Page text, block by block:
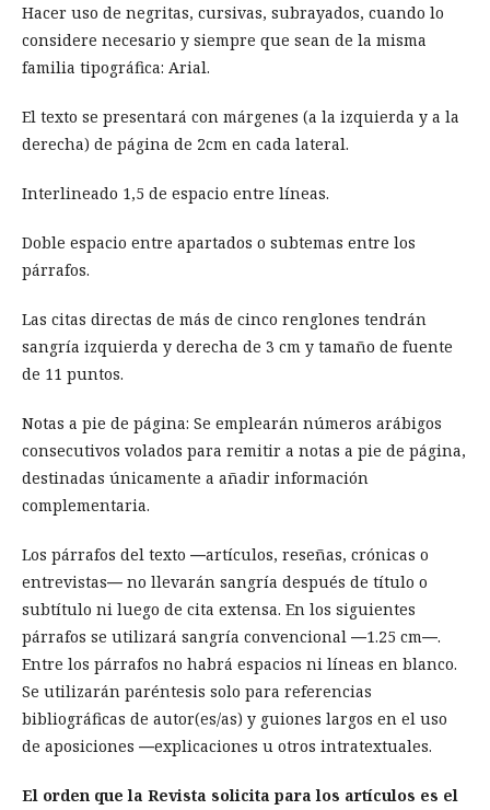
Hacer uso de negritas, cursivas, subrayados, cuando lo
considere necesario y siempre que sean de la misma
familia tipográfica: Arial.
El texto se presentará con márgenes (a la izquierda y a la
derecha) de página de 2cm en cada lateral.
Interlineado 1,5 de espacio entre líneas.
Doble espacio entre apartados o subtemas entre los
párrafos.
Las citas directas de más de cinco renglones tendrán
sangría izquierda y derecha de 3 cm y tamaño de fuente
de 11 puntos.
Notas a pie de página: Se emplearán números arábigos
consecutivos volados para remitir a notas a pie de página,
destinadas únicamente a añadir información
complementaria.
Los párrafos del texto ―artículos, reseñas, crónicas o
entrevistas― no llevarán sangría después de título o
subtítulo ni luego de cita extensa. En los siguientes
párrafos se utilizará sangría convencional ―1.25 cm―.
Entre los párrafos no habrá espacios ni líneas en blanco.
Se utilizarán paréntesis solo para referencias
bibliográficas de autor(es/as) y guiones largos en el uso
de aposiciones ―explicaciones u otros intratextuales.
El orden que la Revista solicita para los artículos es el